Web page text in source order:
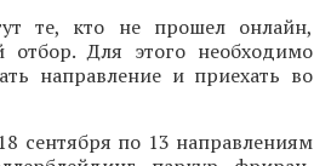
те, кто не прошел онлайн,
отбор. Для этого необходимо
направление и приехать во
сентября по 13 направлениям